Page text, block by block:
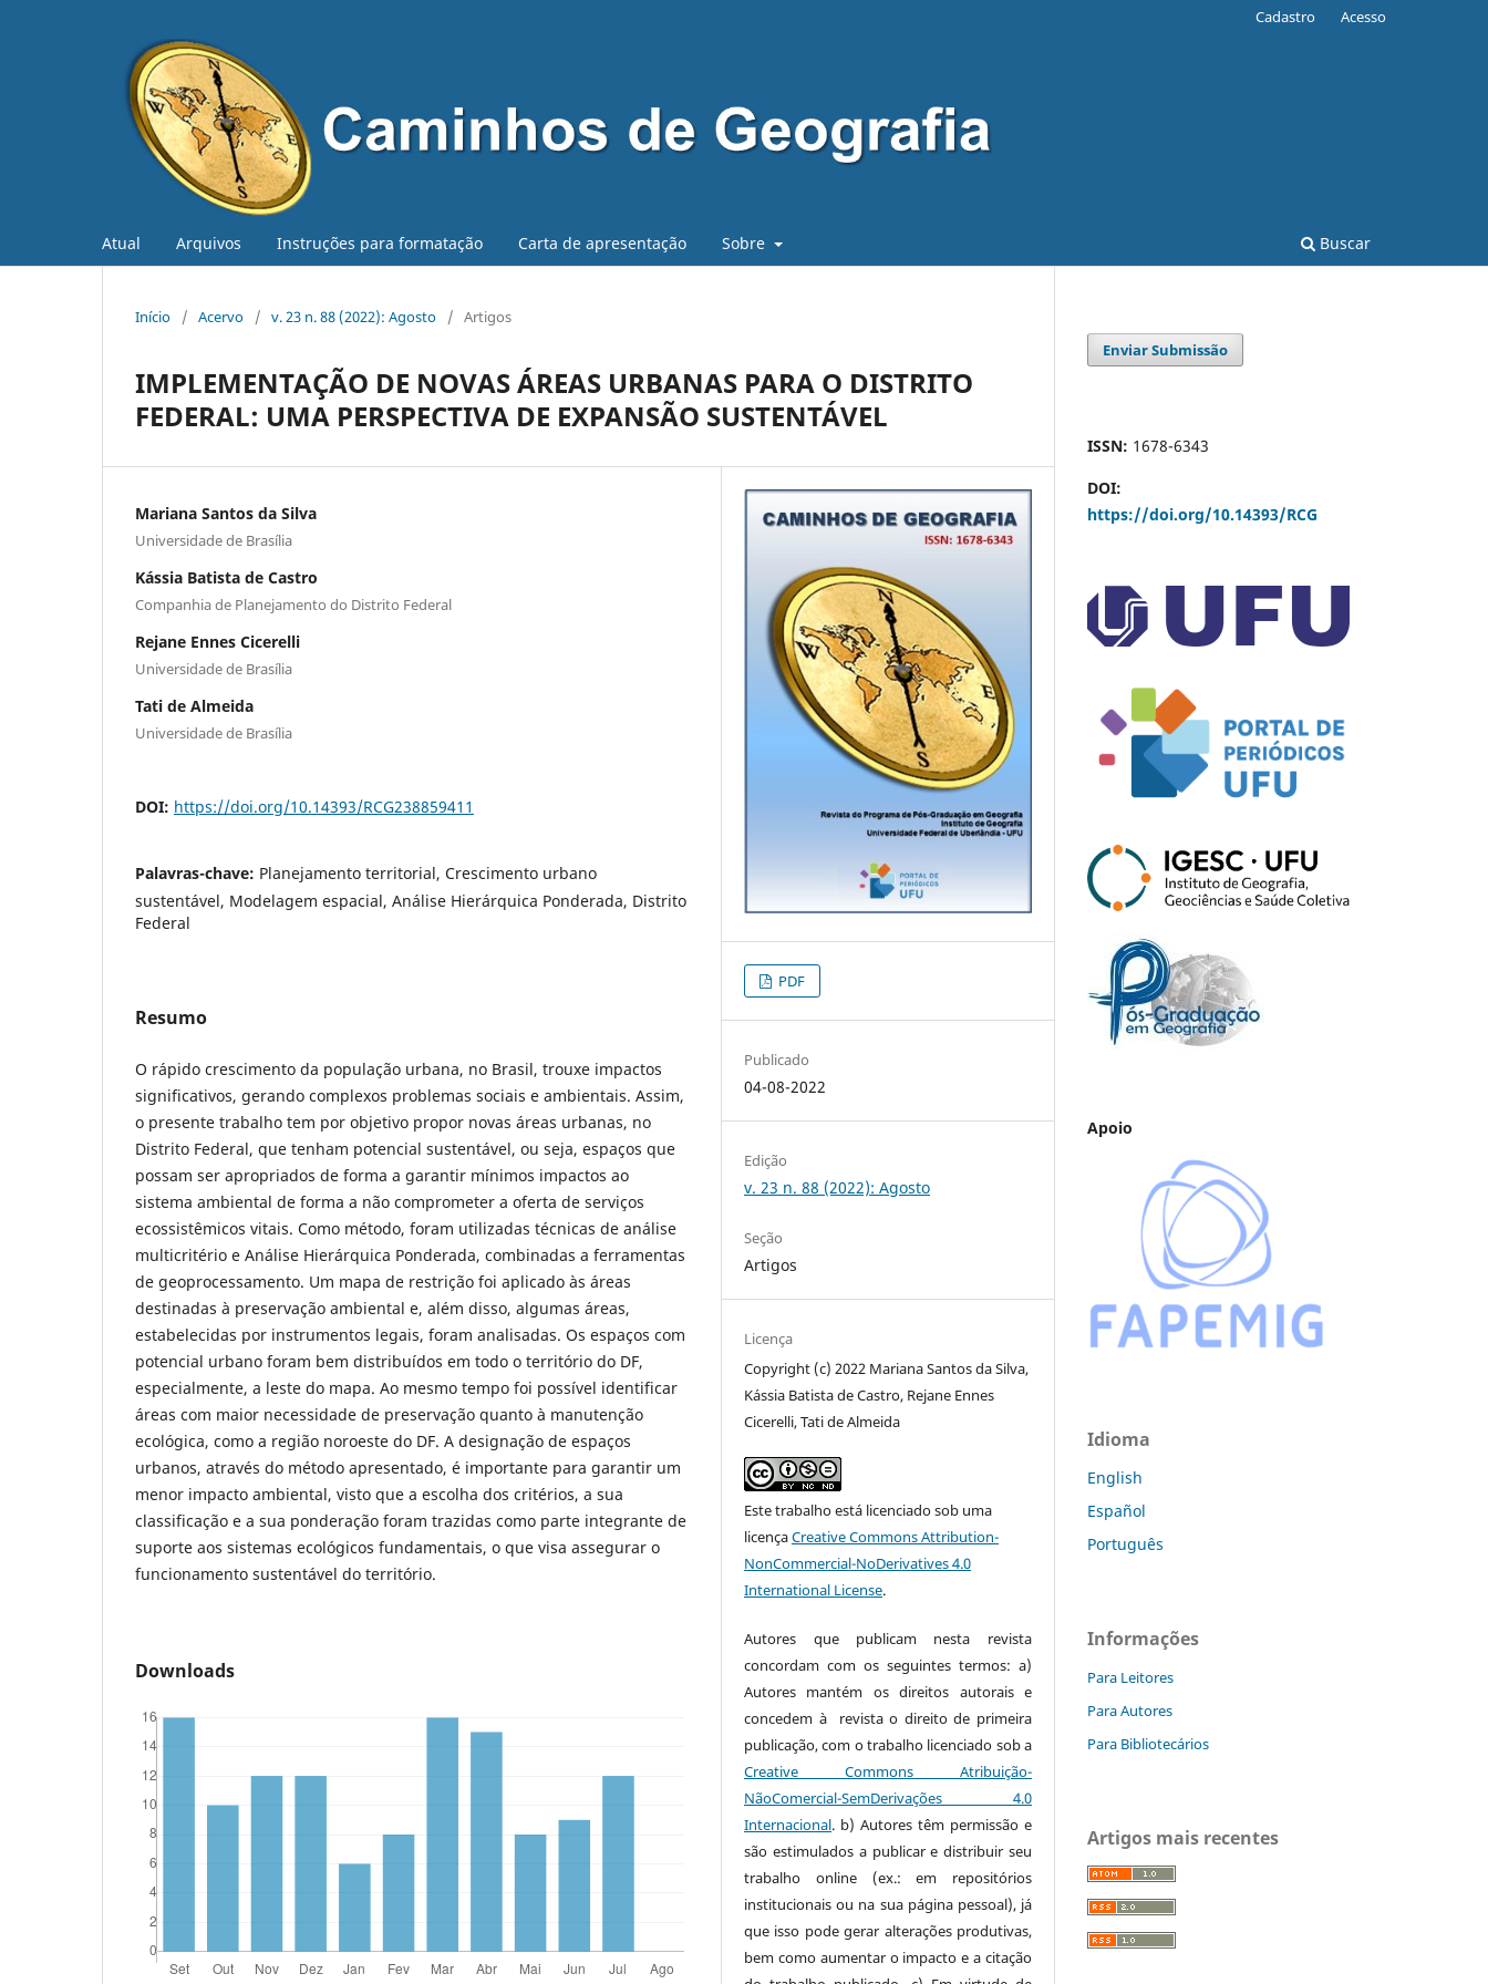
Atual Arquivos Instruções para formatação Carta de apresentação Sobre Buscar
Cadastro Acesso
Início / Acervo / v. 23 n. 88 (2022): Agosto / Artigos
IMPLEMENTAÇÃO DE NOVAS ÁREAS URBANAS PARA O DISTRITO
FEDERAL: UMA PERSPECTIVA DE EXPANSÃO SUSTENTÁVEL
Mariana Santos da Silva
Universidade de Brasília
Kássia Batista de Castro
Companhia de Planejamento do Distrito Federal
Rejane Ennes Cicerelli
Universidade de Brasília
Tati de Almeida
Universidade de Brasília
DOI: https://doi.org/10.14393/RCG238859411
Palavras-chave: Planejamento territorial, Crescimento urbano
sustentável, Modelagem espacial, Análise Hierárquica Ponderada, Distrito
Federal
Resumo
O rápido crescimento da população urbana, no Brasil, trouxe impactos
significativos, gerando complexos problemas sociais e ambientais. Assim,
o presente trabalho tem por objetivo propor novas áreas urbanas, no
Distrito Federal, que tenham potencial sustentável, ou seja, espaços que
possam ser apropriados de forma a garantir mínimos impactos ao
sistema ambiental de forma a não comprometer a oferta de serviços
ecossistêmicos vitais. Como método, foram utilizadas técnicas de análise
multicritério e Análise Hierárquica Ponderada, combinadas a ferramentas
de geoprocessamento. Um mapa de restrição foi aplicado às áreas
destinadas à preservação ambiental e, além disso, algumas áreas,
estabelecidas por instrumentos legais, foram analisadas. Os espaços com
potencial urbano foram bem distribuídos em todo o território do DF,
especialmente, a leste do mapa. Ao mesmo tempo foi possível identificar
áreas com maior necessidade de preservação quanto à manutenção
ecológica, como a região noroeste do DF. A designação de espaços
urbanos, através do método apresentado, é importante para garantir um
menor impacto ambiental, visto que a escolha dos critérios, a sua
classificação e a sua ponderação foram trazidas como parte integrante de
suporte aos sistemas ecológicos fundamentais, o que visa assegurar o
funcionamento sustentável do território.
Downloads
PDF
Publicado
04-08-2022
Edição
v. 23 n. 88 (2022): Agosto
Seção
Artigos
Licença
Copyright (c) 2022 Mariana Santos da Silva,
Kássia Batista de Castro, Rejane Ennes
Cicerelli, Tati de Almeida
Este trabalho está licenciado sob uma
licençaCreative Commons Attribution-
NonCommercial-NoDerivatives 4.0
International License.
Autores que publicam nesta revista
concordam com os seguintes termos: a)
Autores mantém os direitos autorais e
concedem à revista o direito de primeira
publicação, com o trabalho licenciado sob a
Creative Commons Atribuição-
NãoComercial-SemDerivações 4.0
Internacional. b) Autores têm permissão e
são estimulados a publicar e distribuir seu
trabalho online (ex.: em repositórios
institucionais ou na sua página pessoal), já
que isso pode gerar alterações produtivas,
bem como aumentar o impacto e a citação
Enviar Submissão
ISSN: 1678-6343
DOI:
https://doi.org/10.14393/RCG
Apoio
Idioma
English
Español
Português
Informações
Para Leitores
Para Autores
Para Bibliotecários
Artigos mais recentes